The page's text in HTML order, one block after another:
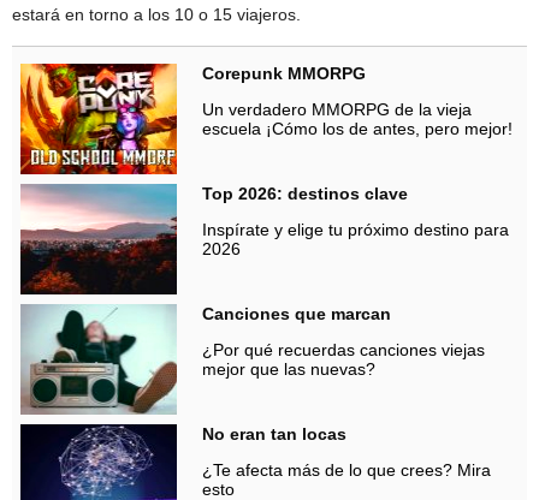
estará en torno a los 10 o 15 viajeros.
Corepunk MMORPG
Un verdadero MMORPG de la vieja
escuela ¡Cómo los de antes, pero mejor!
Top 2026: destinos clave
Inspírate y elige tu próximo destino para
2026
Canciones que marcan
¿Por qué recuerdas canciones viejas
mejor que las nuevas?
No eran tan locas
¿Te afecta más de lo que crees? Mira
esto